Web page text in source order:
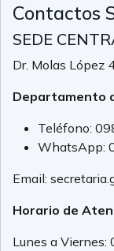
Contactos
SEDE
Dr. Molas López
Departamento
Teléfono:
WhatsApp:
Email:
Horario de
Lunes a